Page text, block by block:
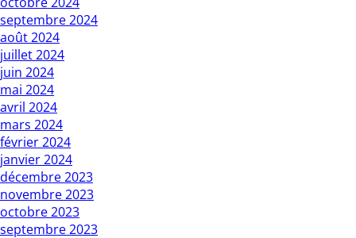
septembre 2024
août 2024
juillet 2024
juin 2024
mai 2024
avril 2024
mars 2024
février 2024
janvier 2024
décembre 2023
novembre 2023
octobre 2023
septembre 2023